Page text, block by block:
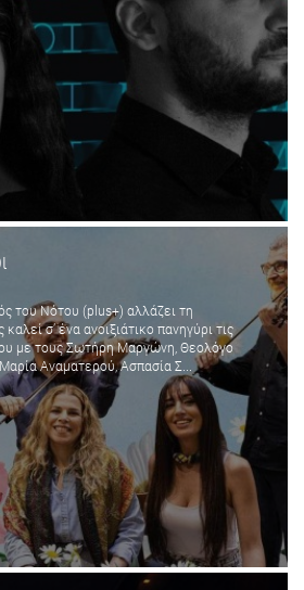
του Νότου (plus+) αλλάζει τη
σ’ ένα ανοιξιάτικο πανηγύρι τις
με τους Σωτήρη Μαργώνη, Θεολόγο
Αναματερού, Ασπασία Σ...